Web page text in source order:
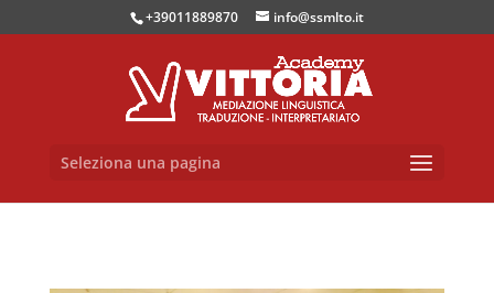
+39011889870 info@ssmlto.it
Seleziona una pagina